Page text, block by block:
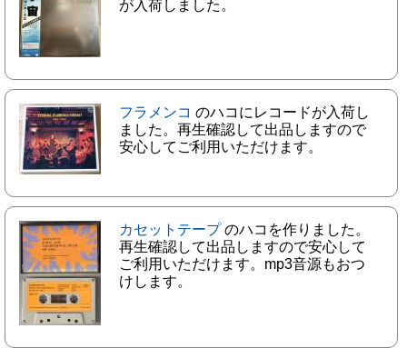
が入荷しました。
フラメンコ のハコにレコードが入荷し
ました。再生確認して出品しますので
安心してご利用いただけます。
カセットテープのハコを作りました。
再生確認して出品しますので安心して
ご利用いただけます。mp3音源もおつ
けします。